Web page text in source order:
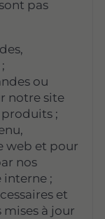
pas
ou
notre site
produits ;
web et pour
nos
interne ;
et
à jour